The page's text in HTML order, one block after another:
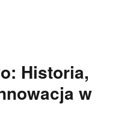
Historia,
w